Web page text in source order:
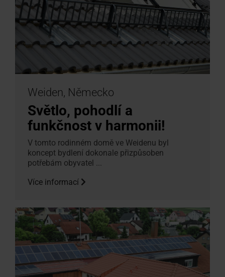
Weiden, Německo
Světlo, pohodlí a
funkčnost v harmonii!
V tomto rodinném domě ve Weidenu byl
koncept bydlení dokonale přizpůsoben
potřebám obyvatel ...
Více informací